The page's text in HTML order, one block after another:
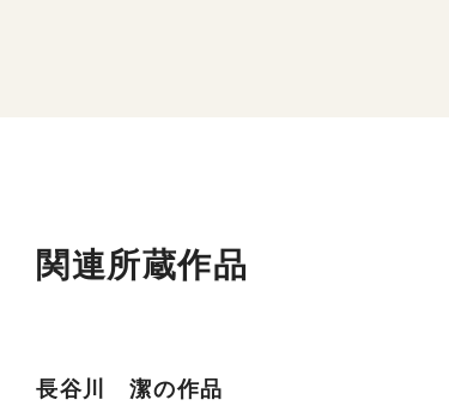
関連所蔵作品
長谷川 潔の作品